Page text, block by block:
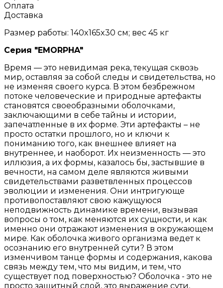
Оплата
Доставка
Размер работы: 140x165x30 см; вес 45 кг
Серия "EMORPHA"
Время — это невидимая река, текущая сквозь
мир, оставляя за собой следы и свидетельства, но
не изменяя своего курса. В этом безбрежном
потоке человеческие и природные артефакты
становятся своеобразными оболочками,
заключающими в себе тайны и истории,
запечатленные в их форме. Эти артефакты – не
просто остатки прошлого, но и ключи к
пониманию того, как внешнее влияет на
внутреннее, и наоборот. Их неизменность — это
иллюзия, а их формы, казалось бы, застывшие в
вечности, на самом деле являются живыми
свидетельствами разветвленных процессов
эволюции и изменения. Они интригующе
противопоставляют свою кажущуюся
неподвижность динамике времени, вызывая
вопросы о том, как меняются их сущности, и как
именно они отражают изменения в окружающем
мире. Как оболочка живого организма ведет к
осознанию его внутренней сути? В этом
изменчивом танце формы и содержания, какова
связь между тем, что мы видим, и тем, что
существует под поверхностью? Оболочка - это не
просто защитный слой, это выражение сути,